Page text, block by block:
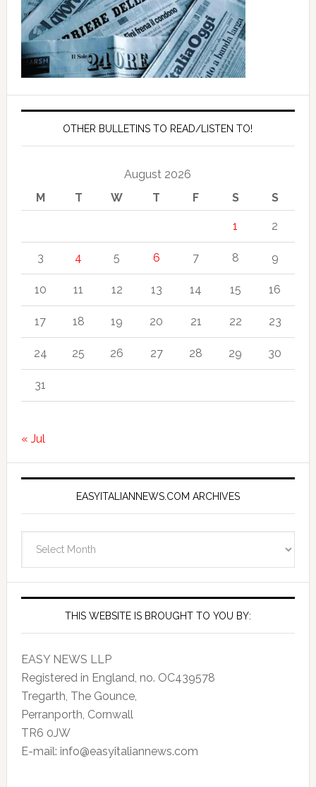
OTHER BULLETINS TO READ/LISTEN TO!
August 2026
M
T W T F S S
1 2
3 4 5 6 7 8 9
10 11 12 13 14 15 16
17 18 19 20 21 22 23
24 25 26 27 28 29 30
31
« Jul
EASYITALIANNEWS.COM ARCHIVES
Archives
THIS WEBSITE IS BROUGHT TO YOU BY:
EASY NEWS LLP
Registered in England, no. OC439578
Tregarth, The Gounce,
Perranporth, Cornwall
TR6 0JW
E-mail: info@easyitaliannews.com